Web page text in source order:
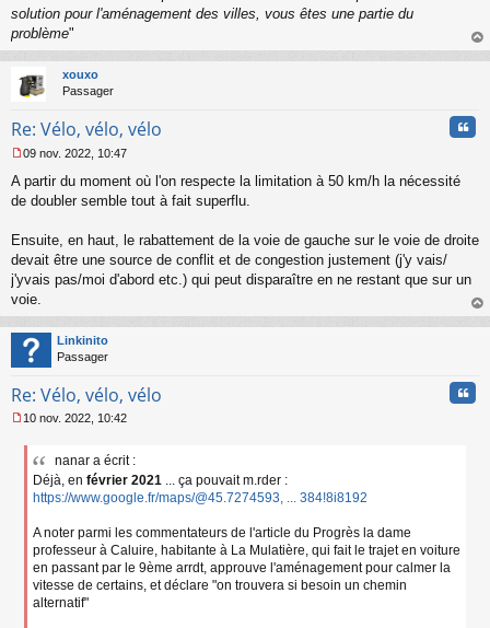
solution pour l'aménagement des villes, vous êtes une partie du
problème"
au
xouxo
Passager
Re: Vélo, vélo, vélo
e
s
g
e
n
o
l
u
09 nov. 2022, 10:47
A partir du moment où l'on respecte la limitation à 50 km/h la nécessité
de doubler semble tout à fait superflu.
Ensuite, en haut, le rabattement de la voie de gauche sur le voie de droite
devait être une source de conflit et de congestion justement (j'y vais/
j'yvais pas/moi d'abord etc.) qui peut disparaître en ne restant que sur un
voie.
au
Linkinito
Passager
Re: Vélo, vélo, vélo
e
10 nov. 2022, 10:42
nanar a écrit :
Déjà, en février 2021 ... ça pouvait m.rder :
https://www.google.fr/maps/@45.7274593, ... 384!8i8192
A noter parmi les commentateurs de l'article du Progrès la dame
professeur à Caluire, habitante à La Mulatière, qui fait le trajet en voiture
en passant par le 9ème arrdt, approuve l'aménagement pour calmer la
vitesse de certains, et déclare "on trouvera si besoin un chemin
alternatif"